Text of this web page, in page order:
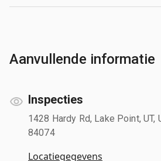
Aanvullende informatie
Inspecties
1428 Hardy Rd, Lake Point, UT,
84074
Locatiegegevens